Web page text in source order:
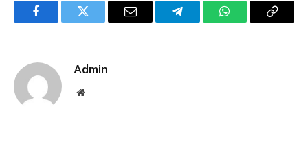
FacebookTwitter Email TelegramWhatsAppCopy
Admin
Website